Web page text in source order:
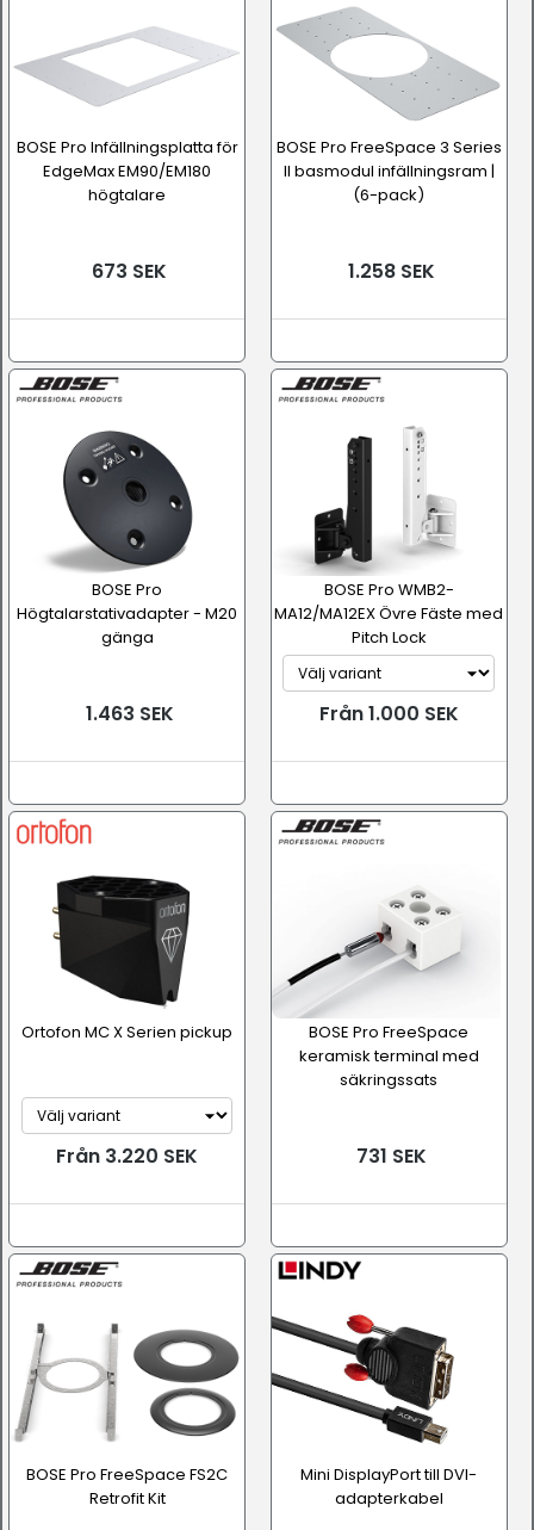
BOSE Pro Infällningsplatta för
EdgeMax EM90/EM180
högtalare
673 SEK
BOSE Pro FreeSpace 3 Series
II basmodul infällningsram |
(6-pack)
1.258 SEK
BOSE Pro
Högtalarstativadapter - M20
gänga
1.463 SEK
BOSE Pro WMB2-
MA12/MA12EX Övre Fäste med
Pitch Lock
Från 1.000 SEK
Ortofon MC X Serien pickup
Från 3.220 SEK
BOSE Pro FreeSpace
keramisk terminal med
säkringssats
731 SEK
BOSE Pro FreeSpace FS2C
Retrofit Kit
Mini DisplayPort till DVI-
adapterkabel